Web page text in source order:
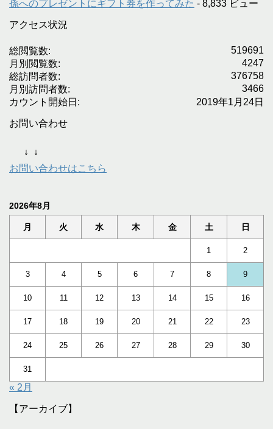
孫へのプレゼントにギフト券を作ってみた - 8,833 ビュー
アクセス状況
519691
総閲覧数:
4247
月別閲覧数:
376758
総訪問者数:
3466
月別訪問者数:
2019年1月24日
カウント開始日:
お問い合わせ
↓
↓
お問い合わせはこちら
2026年8月
月 火 水 木 金 土 日
1 2
3 4 5 6 7 8 9
10 11 12 13 14 15 16
17 18 19 20 21 22 23
24 25 26 27 28 29 30
31
« 2月
【アーカイブ】